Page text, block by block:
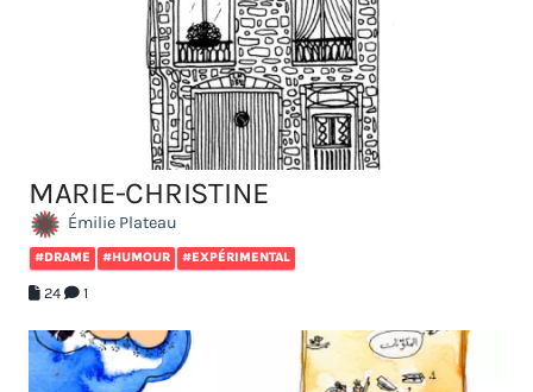
MARIE-CHRISTINE
Émilie Plateau
#DRAME #HUMOUR #EXPÉRIMENTAL
24 1